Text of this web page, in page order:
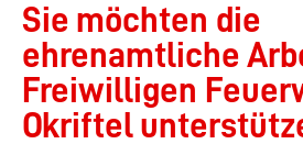
Sie möchten die
ehrenamtliche
Freiwilligen
Okriftel